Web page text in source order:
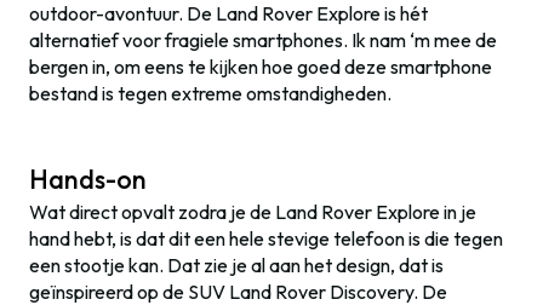
outdoor-avontuur. De Land Rover Explore is hét
alternatief voor fragiele smartphones. Ik nam ‘m mee de
bergen in, om eens te kijken hoe goed deze smartphone
bestand is tegen extreme omstandigheden.
Hands-on
Wat direct opvalt zodra je de Land Rover Explore in je
hand hebt, is dat dit een hele stevige telefoon is die tegen
een stootje kan. Dat zie je al aan het design, dat is
geïnspireerd op de SUV Land Rover Discovery. De